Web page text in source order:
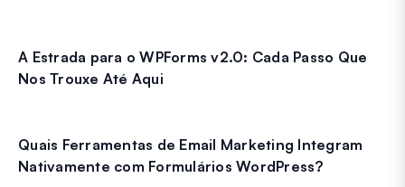
A Estrada para o WPForms v2.0: Cada Passo Que
Nos Trouxe Até Aqui
Quais Ferramentas de Email Marketing Integram
Nativamente com Formulários WordPress?